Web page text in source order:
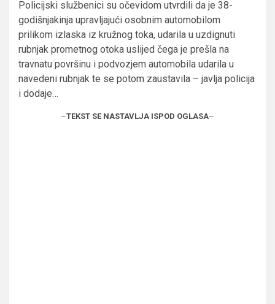
Policijski službenici su očevidom utvrdili da je 38-
godišnjakinja upravljajući osobnim automobilom
prilikom izlaska iz kružnog toka, udarila u uzdignuti
rubnjak prometnog otoka uslijed čega je prešla na
travnatu površinu i podvozjem automobila udarila u
navedeni rubnjak te se potom zaustavila – javlja policija
i dodaje…
–TEKST SE NASTAVLJA ISPOD OGLASA–